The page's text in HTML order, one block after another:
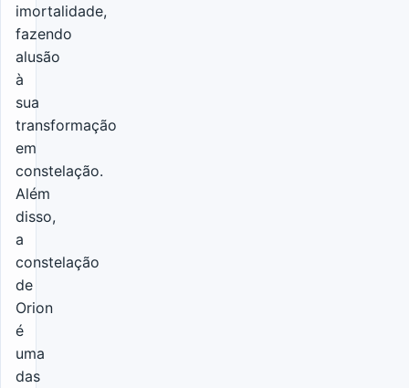
imortalidade,
fazendo
alusão
à
sua
transformação
em
constelação.
Além
disso,
a
constelação
de
Orion
é
uma
das